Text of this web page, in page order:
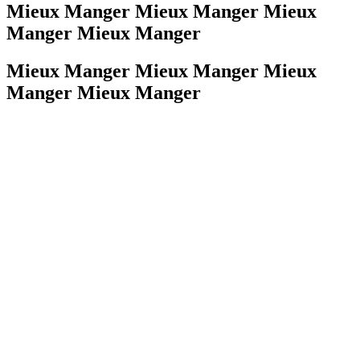
Mieux Manger Mieux Manger Mieux
Manger Mieux Manger
Mieux Manger Mieux Manger Mieux
Manger Mieux Manger